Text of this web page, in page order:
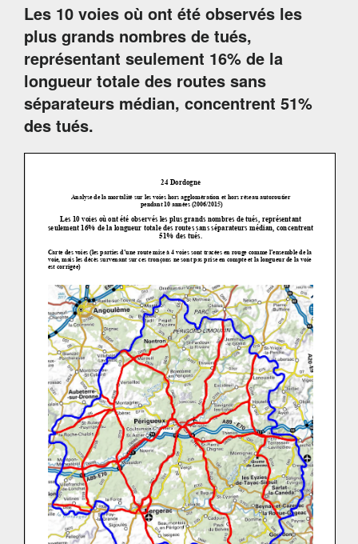
Les 10 voies où ont été observés les
plus grands nombres de tués,
représentant seulement 16% de la
longueur totale des routes sans
séparateurs médian, concentrent 51%
des tués.